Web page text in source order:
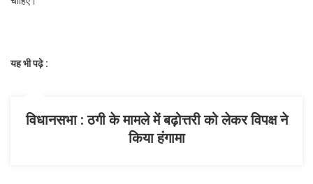
भर्ती
प्रक्रिया
यह भी पढ़े :
विधानसभा : ठगी के मामले में बढ़ोत्तरी को लेकर विपक्ष ने
किया हंगामा